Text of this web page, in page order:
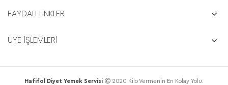
FAYDALI LİNKLER
ÜYE İŞLEMLERİ
Hafifol Diyet Yemek Servisi 2020 Kilo Vermenin En Kolay Yolu.